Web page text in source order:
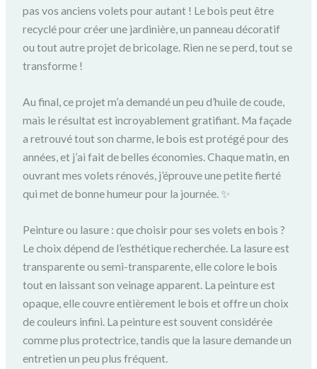
pas vos anciens volets pour autant ! Le bois peut être
recyclé pour créer une jardinière, un panneau décoratif
ou tout autre projet de bricolage. Rien ne se perd, tout se
transforme !
Au final, ce projet m’a demandé un peu d’huile de coude,
mais le résultat est incroyablement gratifiant. Ma façade
a retrouvé tout son charme, le bois est protégé pour des
années, et j’ai fait de belles économies. Chaque matin, en
ouvrant mes volets rénovés, j’éprouve une petite fierté
qui met de bonne humeur pour la journée. ✨
Peinture ou lasure : que choisir pour ses volets en bois ?
Le choix dépend de l’esthétique recherchée. La lasure est
transparente ou semi-transparente, elle colore le bois
tout en laissant son veinage apparent. La peinture est
opaque, elle couvre entièrement le bois et offre un choix
de couleurs infini. La peinture est souvent considérée
comme plus protectrice, tandis que la lasure demande un
entretien un peu plus fréquent.